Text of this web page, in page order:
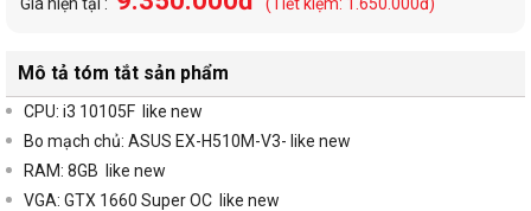
Mô tả tóm tắt sản phẩm
CPU: i3 10105F like new
Bo mạch chủ: ASUS EX-H510M-V3- like new
RAM: 8GB like new
VGA: GTX 1660 Super OC like new